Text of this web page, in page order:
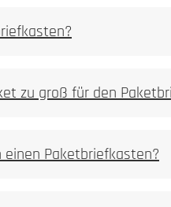
und Piktogramme
zu groß für den
Paketbriefkasten?